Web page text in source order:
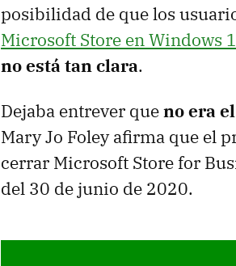
posibilidad de que los
Microsoft Store en Windows
no está tan clara.
Dejaba entrever queno era
Mary Jo Foley afirma que el
cerrar Microsoft Store for
del 30 de junio de 2020.